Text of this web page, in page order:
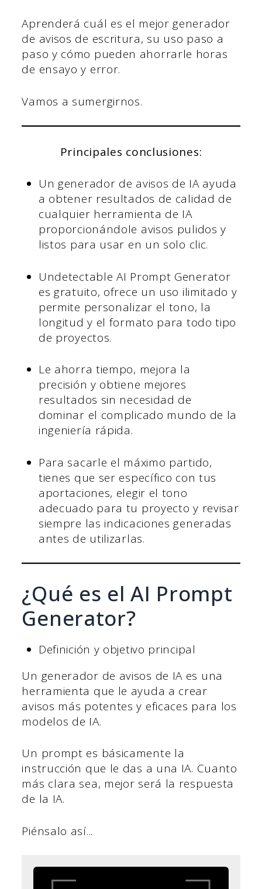
Aprenderá cuál es el mejor generador
de avisos de escritura, su uso paso a
paso y cómo pueden ahorrarle horas
de ensayo y error.
Vamos a sumergirnos.
Principales conclusiones:
Un generador de avisos de IA ayuda
a obtener resultados de calidad de
cualquier herramienta de IA
proporcionándole avisos pulidos y
listos para usar en un solo clic.
Undetectable AI Prompt Generator
es gratuito, ofrece un uso ilimitado y
permite personalizar el tono, la
longitud y el formato para todo tipo
de proyectos.
Le ahorra tiempo, mejora la
precisión y obtiene mejores
resultados sin necesidad de
dominar el complicado mundo de la
ingeniería rápida.
Para sacarle el máximo partido,
tienes que ser específico con tus
aportaciones, elegir el tono
adecuado para tu proyecto y revisar
siempre las indicaciones generadas
antes de utilizarlas.
¿Qué es el AI Prompt
Generator?
Definición y objetivo principal
Un generador de avisos de IA es una
herramienta que le ayuda a crear
avisos más potentes y eficaces para los
modelos de IA.
Un prompt es básicamente la
instrucción que le das a una IA. Cuanto
más clara sea, mejor será la respuesta
de la IA.
Piénsalo así...